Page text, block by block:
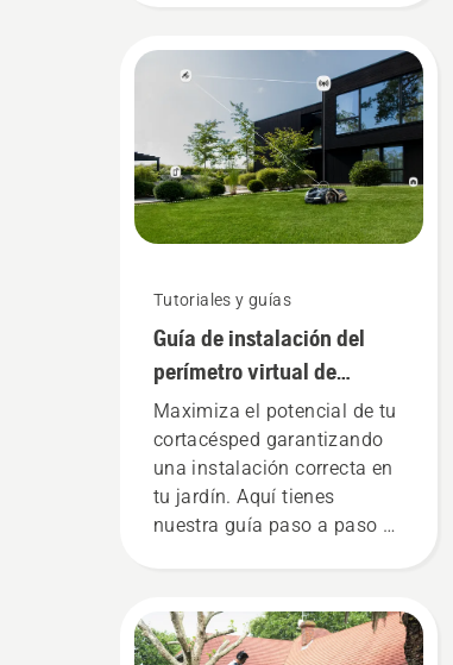
mochila bien ajustada
garantiza comodidad de
uso y reduce el cansancio
para que puedas trabajar
más tiempo sin descansos.
Tutoriales y guías
Guía de instalación del
perímetro virtual de
Husqvarna Automower®
Maximiza el potencial de tu
cortacésped garantizando
una instalación correcta en
tu jardín. Aquí tienes
nuestra guía paso a paso y
a instalar tu robot
cortacésped sin cables